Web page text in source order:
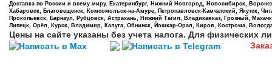
Доставка по России и всему миру. Екатеринбург, Нижний Новгород, Новосибирск,
Хабаровск, Благовещенск, Комсомольск-на-Амуре, Петропавловск-Камчатский, Якутск,
Прокопьевск, Барнаул, Рубцовск, Астрахань, Нижний Тагил, Владикавказ, Грозный,
Липецк, Орёл, Курск, Владимир, Калуга, Обнинск, Йошкар-Орал, Киров, Кострома,
Цены на сайте указаны без учета налога. Для физических